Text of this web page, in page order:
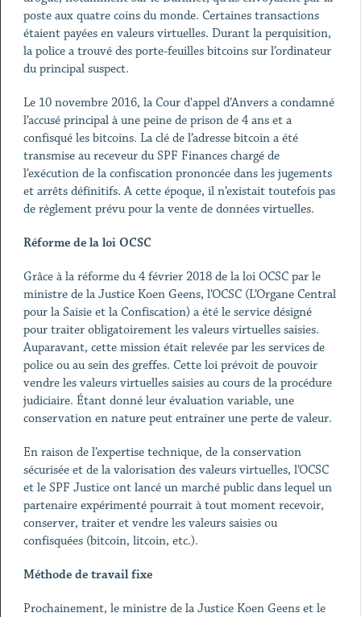
poste aux quatre coins du monde. Certaines transactions
étaient payées en valeurs virtuelles. Durant la perquisition,
la police a trouvé des porte-feuilles bitcoins sur l’ordinateur
du principal suspect.
Le 10 novembre 2016, la Cour d'appel d’Anvers a condamné
l’accusé principal à une peine de prison de 4 ans et a
confisqué les bitcoins. La clé de l’adresse bitcoin a été
transmise au receveur du SPF Finances chargé de
l’exécution de la confiscation prononcée dans les jugements
et arrêts définitifs. A cette époque, il n’existait toutefois pas
de règlement prévu pour la vente de données virtuelles.
Réforme de la loi OCSC
Grâce à la réforme du 4 février 2018 de la loi OCSC par le
ministre de la Justice Koen Geens, l’OCSC (L’Organe Central
pour la Saisie et la Confiscation) a été le service désigné
pour traiter obligatoirement les valeurs virtuelles saisies.
Auparavant, cette mission était relevée par les services de
police ou au sein des greffes. Cette loi prévoit de pouvoir
vendre les valeurs virtuelles saisies au cours de la procédure
judiciaire. Étant donné leur évaluation variable, une
conservation en nature peut entrainer une perte de valeur.
En raison de l’expertise technique, de la conservation
sécurisée et de la valorisation des valeurs virtuelles, l’OCSC
et le SPF Justice ont lancé un marché public dans lequel un
partenaire expérimenté pourrait à tout moment recevoir,
conserver, traiter et vendre les valeurs saisies ou
confisquées (bitcoin, litcoin, etc.).
Méthode de travail fixe
Prochainement, le ministre de la Justice Koen Geens et le